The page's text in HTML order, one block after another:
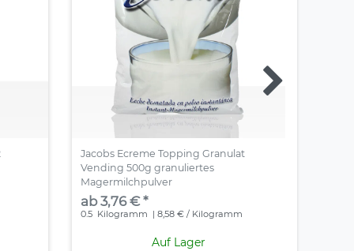
Jacobs Ecreme Topping Granulat
Vending 500g granuliertes
Magermilchpulver
ab 3,76 € *
0.5 Kilogramm | 8,58 € / Kilogramm
Auf Lager